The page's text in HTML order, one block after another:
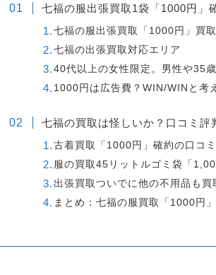
七福の服出張買取1袋「1000円」
七福の服出張買取「1000円」買
七福の出張買取対応エリア
40代以上の女性限定。男性や35
1000円は広告費？WIN/WINと考
七福の買取は怪しいか？口コミ評
古着買取「1000円」確約の口コミ
服の買取45リットルゴミ袋「
出張買取ついでに他の不用品も買
まとめ：七福の服買取「1000円